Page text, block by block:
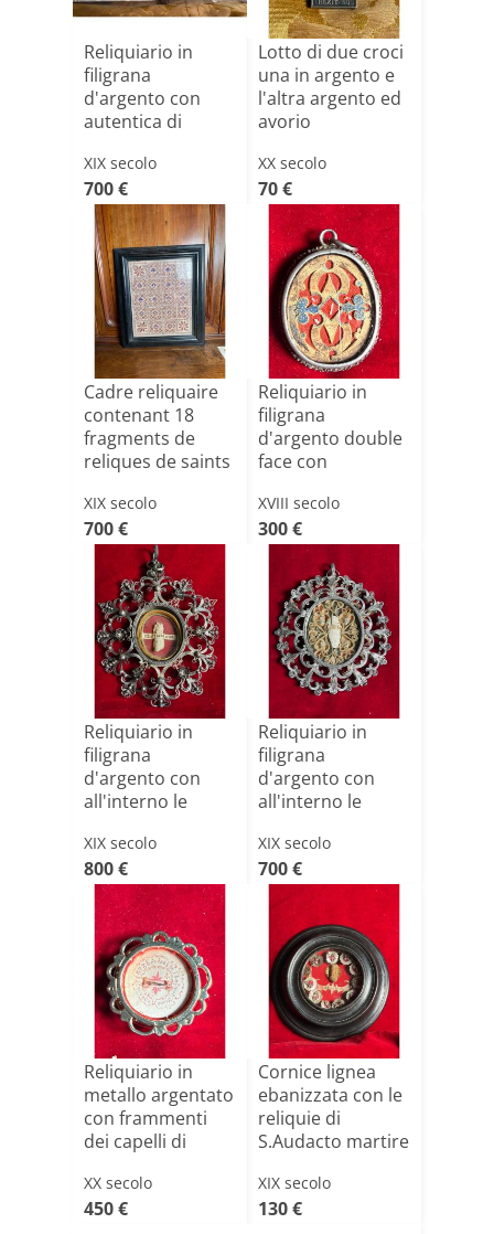
Reliquiario in
filigrana
d'argento con
autentica di
XIX secolo
700 €
Lotto di due croci
una in argento e
l'altra argento ed
avorio
XX secolo
70 €
Cadre reliquaire
contenant 18
fragments de
reliques de saints
XIX secolo
700 €
Reliquiario in
filigrana
d'argento double
face con
XVIII secolo
300 €
Reliquiario in
filigrana
d'argento con
all'interno le
XIX secolo
800 €
Reliquiario in
filigrana
d'argento con
all'interno le
XIX secolo
700 €
Reliquiario in
metallo argentato
con frammenti
dei capelli di
XX secolo
450 €
Cornice lignea
ebanizzata con le
reliquie di
S.Audacto martire
XIX secolo
130 €